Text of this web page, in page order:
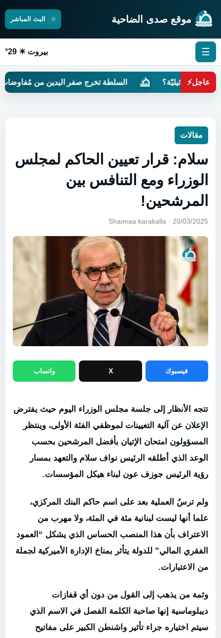
موقع صدى الضاحية البث المباشر
☰ بيروت ☀ 29°
عاجل⚡ السلطة تخرج صفر اليدين من مُفاوضات روما
مقالات
سلام: قرار تعيين الحاكم لمجلس
الوزراء ومع التنافس بين
المرشحين!
20/03/2025 · Shaimaa karakalla
فيسبوك X واتساب
تتجه الأنظار إلى جلسة مجلس الوزراء اليوم حيث يفترض
الإعلان عن آلية التعيينات لموظفي الفئة الأولى، وينتظر
المسؤولون امتحان الإتيان بأفضل المرشحين بحسب
الوعد الذي أطلقه الرئيس نواف سلام والتعهد بمسار
رؤية الرئيس جوزف عون لبناء هيكل المؤسسات.
ولم ترسُ العملية بعد على اسم حاكم البنك المركزي،
علما أنها ليست لبنانية مئة في المئة، ولا مهرب من
الاعتراف بأن هذا المنصب الحساس الذي يشكل “العمود
الفقري المالي” للدولة يتأثر بمناخ الإدارة الأميركية لجملة
من الاعتبارات.
وثمة من يذهب إلى القول من دون أي قفازات
ديبلوماسية إنها صاحبة الكلمة الفصل في الاسم الذي
سيتم اختياره جراء تأثير واشنطن الكبير على مفاتيح